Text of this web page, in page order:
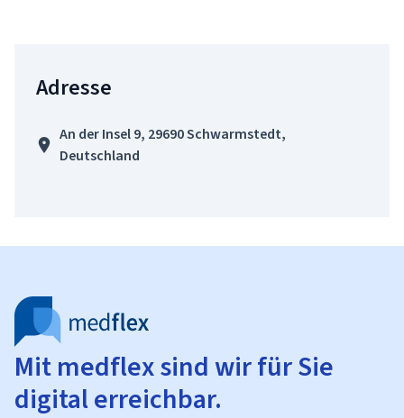
Adresse
An der Insel 9, 29690 Schwarmstedt,
Deutschland
Mit medflex sind wir für Sie
digital erreichbar.